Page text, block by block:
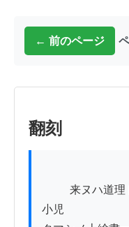
← 前のページ
翻刻
小児